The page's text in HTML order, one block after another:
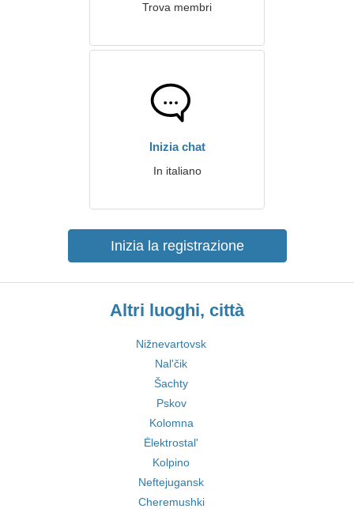
Trova membri
Inizia chat
In italiano
Inizia la registrazione
Altri luoghi, città
Nižnevartovsk
Nal'čik
Šachty
Pskov
Kolomna
Ėlektrostal'
Kolpino
Neftejugansk
Cheremushki